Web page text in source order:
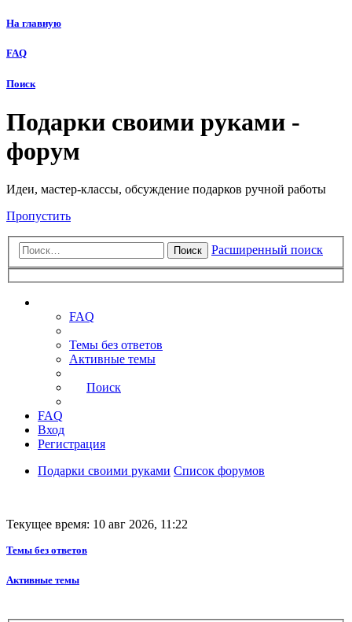
На главную
FAQ
Поиск
Подарки своими руками -
форум
Идеи, мастер-классы, обсуждение подарков ручной работы
Пропустить
Поиск Расширенный поиск
FAQ
Темы без ответов
Активные темы
Поиск
FAQ
Вход
Регистрация
Подарки своими руками Список форумов
Текущее время: 10 авг 2026, 11:22
Темы без ответов
Активные темы